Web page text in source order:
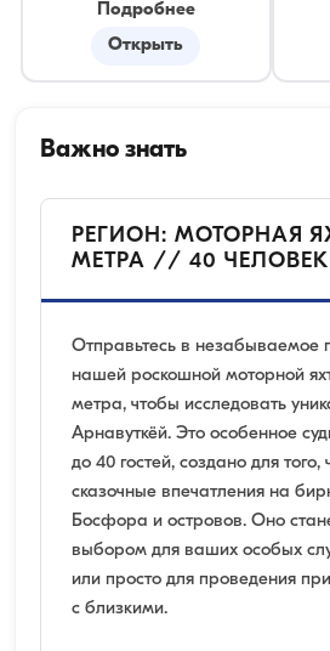
Подробнее
Открыть
Важно знать
РЕГИОН: МОТОРНАЯ
МЕТРА // 40 ЧЕЛОВЕК
Отправьтесь в незабываемое
нашей роскошной моторной
метра, чтобы исследовать
Арнавуткёй. Это особенное
до 40 гостей, создано для
сказочные впечатления на
Босфора и островов. Оно
выбором для ваших особых
или просто для проведения
с близкими.